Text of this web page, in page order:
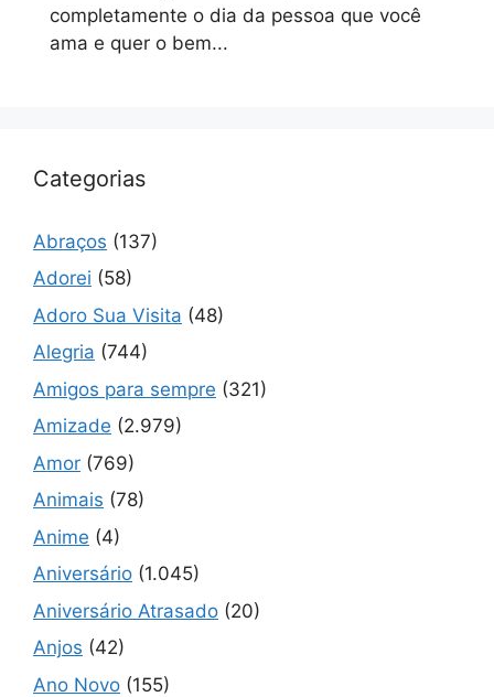
completamente o dia da pessoa que você
ama e quer o bem...
Categorias
Abraços (137)
Adorei (58)
Adoro Sua Visita (48)
Alegria (744)
Amigos para sempre (321)
Amizade (2.979)
Amor (769)
Animais (78)
Anime (4)
Aniversário (1.045)
Aniversário Atrasado (20)
Anjos (42)
Ano Novo (155)